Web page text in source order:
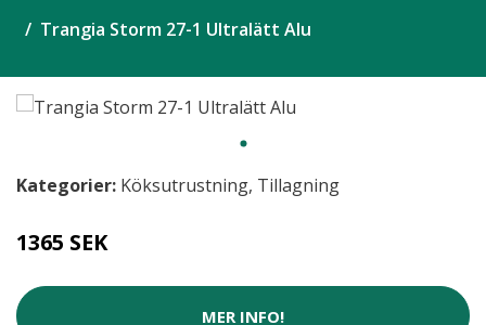
Trangia Storm 27-1 Ultralätt Alu
Kategorier: Köksutrustning, Tillagning
1365 SEK
MER INFO!